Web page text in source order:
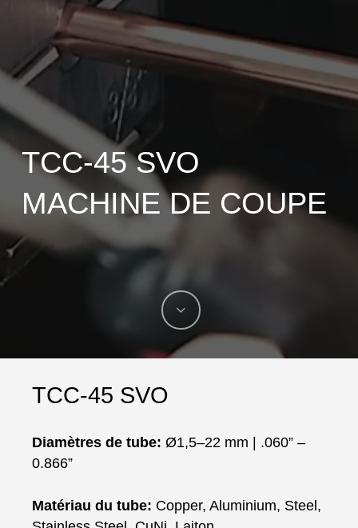
TCC-45 SVO
MACHINE DE COUPE
TCC-45 SVO
Diamètres de tube: Ø1,5–22 mm | .060” –
0.866”
Matériau du tube: Copper, Aluminium, Steel,